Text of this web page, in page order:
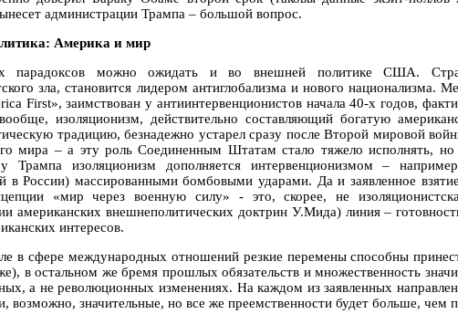
администрации Трампа – большой вопрос.
Америка и мир
парадоксов можно ожидать и во внешней политике США.
зла, становится лидером антиглобализма и нового национализма.
First», заимствован у антиинтервенционистов начала 40-х годов,
изоляционизм, действительно составляющий богатую
традицию, безнадежно устарел сразу после Второй мировой
мира – а эту роль Соединенным Штатам стало тяжело исполнять,
Трампа изоляционизм дополняется интервенционизмом –
в России) массированными бомбовыми ударами. Да и заявленное
«мир через военную силу» - это, скорее, не
американских внешнеполитических доктрин У.Мида) линия –
интересов.
в сфере международных отношений резкие перемены способны
в остальном же бремя прошлых обязательств и множественность
а не революционных изменениях. На каждом из заявленных
возможно, значительные, но все же преемственности будет больше, чем